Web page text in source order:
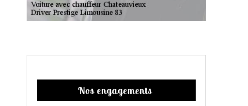
Nos engagements